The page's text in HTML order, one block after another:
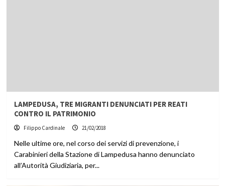
LAMPEDUSA, TRE MIGRANTI DENUNCIATI PER REATI
CONTRO IL PATRIMONIO
Filippo Cardinale 21/02/2018
Nelle ultime ore, nel corso dei servizi di prevenzione, i
Carabinieri della Stazione di Lampedusa hanno denunciato
all’Autorità Giudiziaria, per...